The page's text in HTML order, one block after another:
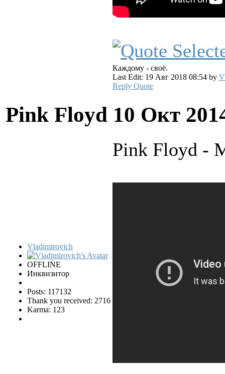
Каждому - своё.
Last Edit: 19 Авг 2018 08:54 by
Reply Quote
Pink Floyd 10 Окт
Vladimirovich
OFFLINE
Инквизитор
Posts: 117132
Thank you received: 2716
Karma: 123
Pink Floyd -